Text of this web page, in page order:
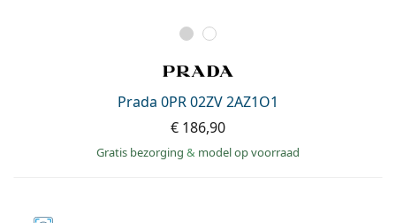
Prada 0PR 02ZV 2AZ1O1
€ 186,90
Gratis bezorging & model op voorraad